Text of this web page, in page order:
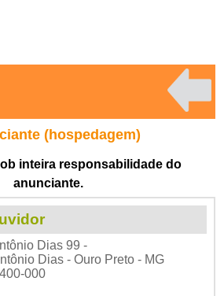
(hospedagem)
inteira responsabilidade do
anunciante.
Dias 99 -
Dias - Ouro Preto - MG
000